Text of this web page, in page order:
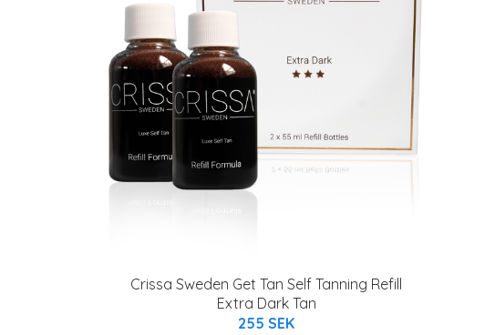
Crissa Sweden Get Tan Self Tanning Refill
Extra Dark Tan
255 SEK